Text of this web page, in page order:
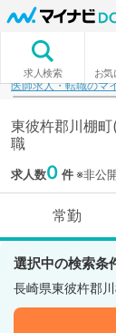
求人検索 お気
医師求人・転職のマ
東彼杵郡川棚
職
求人数0 件※非公
常勤
選択中の検索条
長崎県東彼杵郡